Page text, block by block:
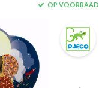
OP VOORRAAD